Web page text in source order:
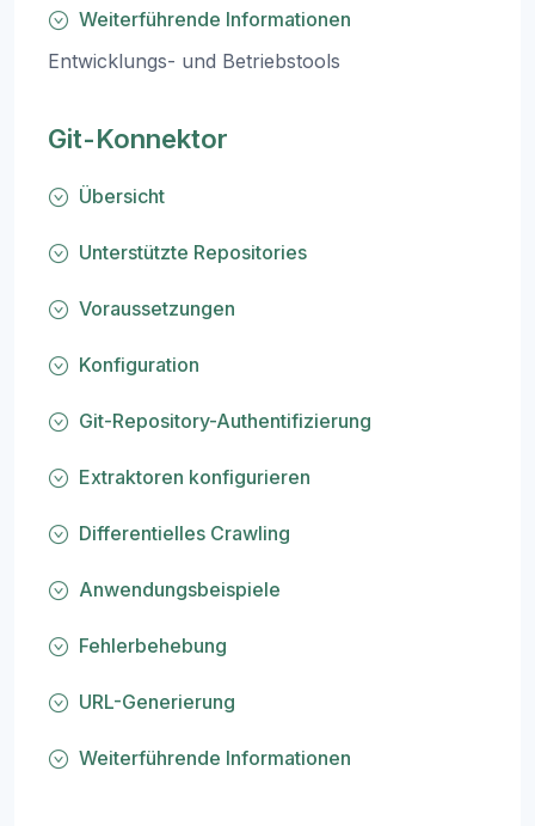
Weiterführende Informationen
Entwicklungs- und Betriebstools
Git-Konnektor
Übersicht
Unterstützte Repositories
Voraussetzungen
Konfiguration
Git-Repository-Authentifizierung
Extraktoren konfigurieren
Differentielles Crawling
Anwendungsbeispiele
Fehlerbehebung
URL-Generierung
Weiterführende Informationen